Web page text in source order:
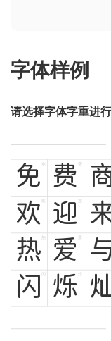
字体样例
请选择字体字重进
免
免 费
费
欢
欢 迎
迎
热
热 爱
爱
闪 烁
烁